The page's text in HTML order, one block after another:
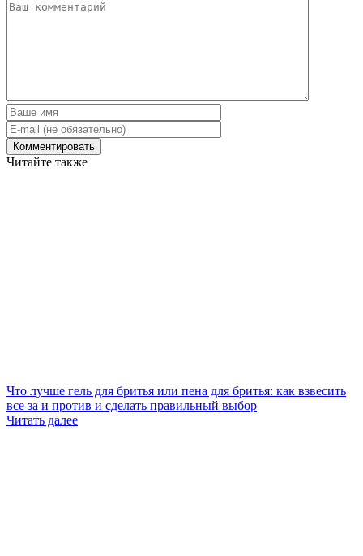
Читайте также
Что лучше гель для бритья или пена для бритья: как взвесить
все за и против и сделать правильный выбор
Читать далее